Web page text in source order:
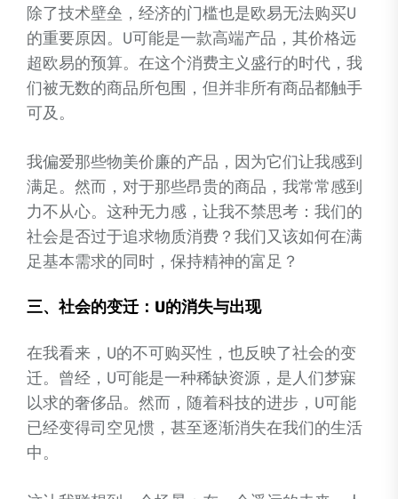
除了技术壁垒，经济的门槛也是欧易无法购买U
的重要原因。U可能是一款高端产品，其价格远
超欧易的预算。在这个消费主义盛行的时代，我
们被无数的商品所包围，但并非所有商品都触手
可及。
我偏爱那些物美价廉的产品，因为它们让我感到
满足。然而，对于那些昂贵的商品，我常常感到
力不从心。这种无力感，让我不禁思考：我们的
社会是否过于追求物质消费？我们又该如何在满
足基本需求的同时，保持精神的富足？
三、社会的变迁：U的消失与出现
在我看来，U的不可购买性，也反映了社会的变
迁。曾经，U可能是一种稀缺资源，是人们梦寐
以求的奢侈品。然而，随着科技的进步，U可能
已经变得司空见惯，甚至逐渐消失在我们的生活
中。